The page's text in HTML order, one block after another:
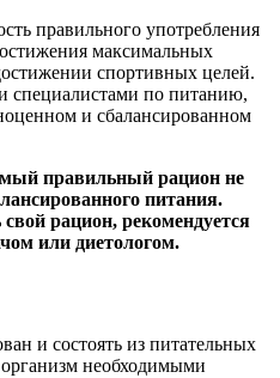
правильного употребления
максимальных
спортивных целей.
специалистами по питанию,
и сбалансированном
правильный рацион не
питания.
рацион, рекомендуется
или диетологом.
и состоять из питательных
необходимыми